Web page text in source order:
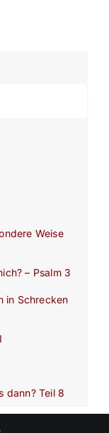
Weise
– Psalm 3
in Schrecken
dann? Teil 8